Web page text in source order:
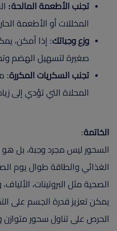
تجنب الأطعمة المالحة:
المخللات أو الأطعمة
وزع وجباتك: إذا أمكن،
صغيرة لتسهيل الهضم
تجنب السكريات المكررة:
المحلاة التي تؤدي إلى
الخاتمة:
السحور ليس مجرد وجبة، بل هو
الغذائي والطاقة طوال يوم
الصحية مثل البروتينات،
يمكن تعزيز قدرة الجسم على
الحرص على تناول سحور